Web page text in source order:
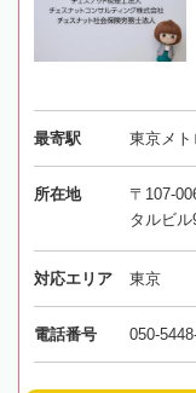
最寄駅 東京メト
所在地
〒107-
タルビル
対応エリア 東京
電話番号 050-